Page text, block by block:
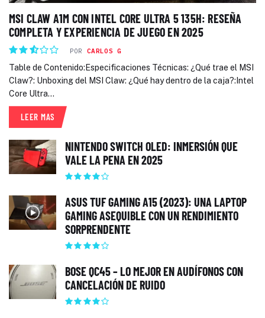
MSI CLAW A1M CON INTEL CORE ULTRA 5 135H: RESEÑA
COMPLETA Y EXPERIENCIA DE JUEGO EN 2025
POR CARLOS G
Table de Contenido:Especificaciones Técnicas: ¿Qué trae el MSI
Claw?: Unboxing del MSI Claw: ¿Qué hay dentro de la caja?:Intel
Core Ultra...
LEER MAS
NINTENDO SWITCH OLED: INMERSIÓN QUE
VALE LA PENA EN 2025
ASUS TUF GAMING A15 (2023): UNA LAPTOP
GAMING ASEQUIBLE CON UN RENDIMIENTO
SORPRENDENTE
BOSE QC45 – LO MEJOR EN AUDÍFONOS CON
CANCELACIÓN DE RUIDO